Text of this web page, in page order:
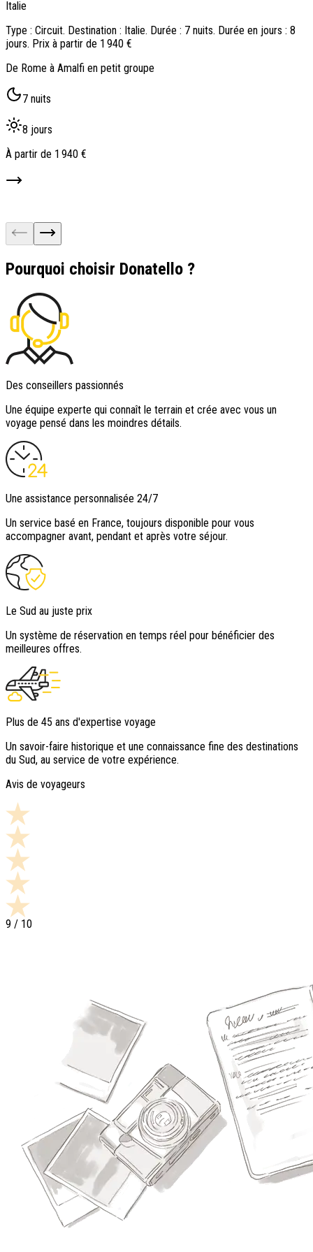
Italie
Type : Circuit. Destination : Italie. Durée : 7 nuits. Durée en jours : 8
jours. Prix à partir de 1 940 €
De Rome à Amalfi en petit groupe
7 nuits
8 jours
À partir de 1 940 €
Pourquoi choisir Donatello ?
Des conseillers passionnés
Une équipe experte qui connaît le terrain et crée avec vous un
voyage pensé dans les moindres détails.
Une assistance personnalisée 24/7
Un service basé en France, toujours disponible pour vous
accompagner avant, pendant et après votre séjour.
Le Sud au juste prix
Un système de réservation en temps réel pour bénéficier des
meilleures offres.
Plus de 45 ans d'expertise voyage
Un savoir-faire historique et une connaissance fine des destinations
du Sud, au service de votre expérience.
Avis de voyageurs
9 / 10